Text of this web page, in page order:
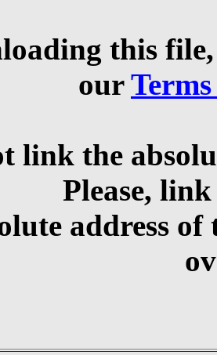
this
our
link the
Please,
address